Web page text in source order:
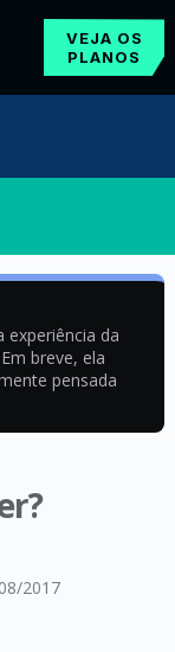
VEJA OS
PLANOS
experiência da
breve, ela
pensada
2017